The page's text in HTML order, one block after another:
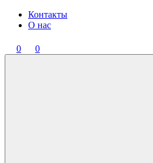
Контакты
О нас
0 0